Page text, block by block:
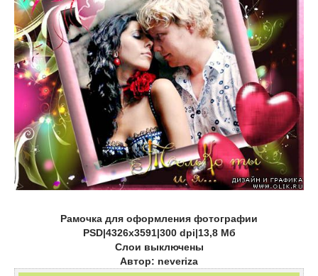
Рамочка для оформления фотографии
PSD|4326х3591|300 dpi|13,8 Мб
Слои выключены
Автор: neveriza